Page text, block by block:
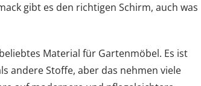
gibt es den richtigen Schirm, auch was
Material für Gartenmöbel. Es ist
andere Stoffe, aber das nehmen viele